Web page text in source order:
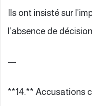
Ils ont insisté sur
l’absence de
—
**14.** Accusations